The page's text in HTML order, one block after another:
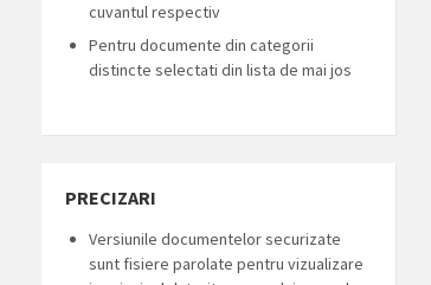
cuvantul respectiv
Pentru documente din categorii
distincte selectati din lista de mai jos
PRECIZARI
Versiunile documentelor securizate
sunt fisiere parolate pentru vizualizare